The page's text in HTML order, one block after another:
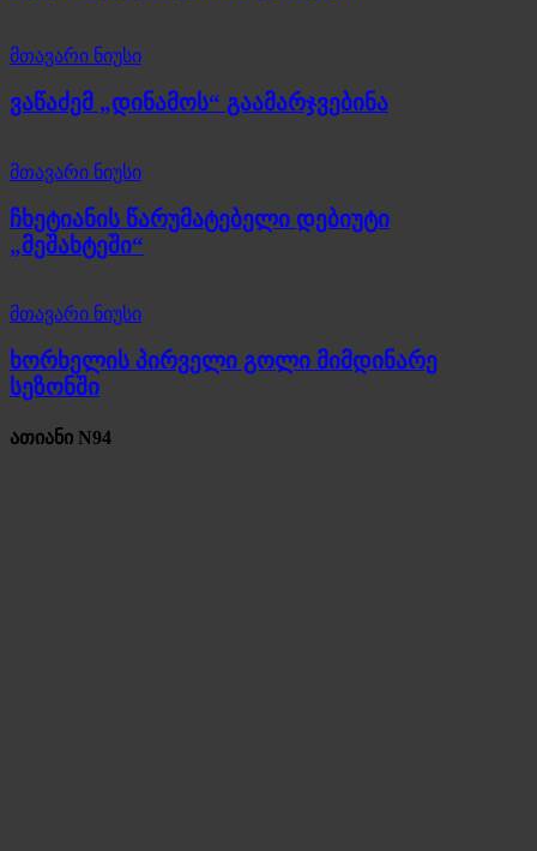
მთავარი ნიუსი
ვაწაძემ „დინამოს“ გაამარჯვებინა
მთავარი ნიუსი
ჩხეტიანის წარუმატებელი დებიუტი
„მეშახტეში“
მთავარი ნიუსი
ხორხელის პირველი გოლი მიმდინარე
სეზონში
ათიანი N94